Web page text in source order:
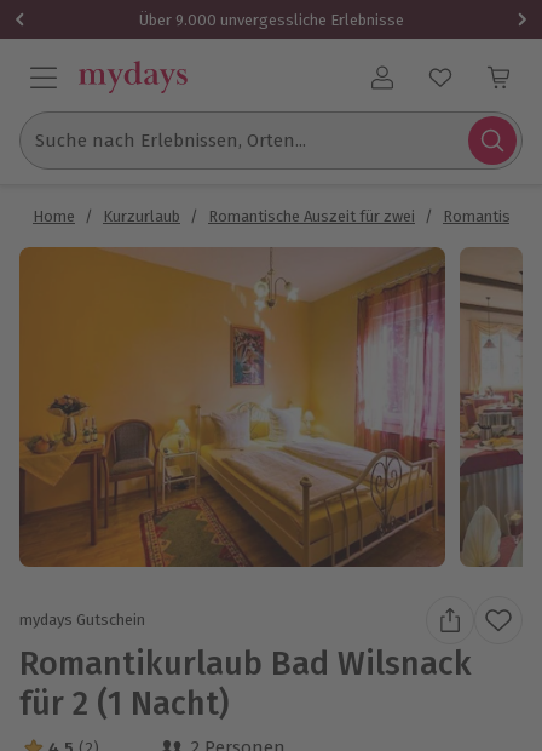
Über 9.000 unvergessliche Erlebnisse
Benutzerkonto
Suche nach Erlebnissen, Orten...
Home / Kurzurlaub / Romantische Auszeit für zwei /
mydays Gutschein
Romantikurlaub Bad Wilsnack
für 2 (1 Nacht)